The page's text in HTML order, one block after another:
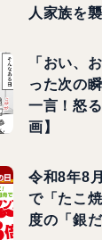
人家族を
「おい、
った次の
一言！怒
画】
令和8年8
で「たこ
度の「銀